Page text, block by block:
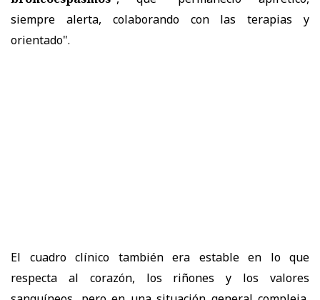
siempre alerta, colaborando con las terapias y
orientado".
El cuadro clínico también era estable en lo que
respecta al corazón, los riñones y los valores